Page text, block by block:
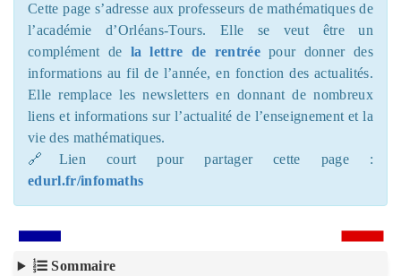
Cette page s’adresse aux professeurs de mathématiques de
l’académie d’Orléans-Tours. Elle se veut être un
complément de la lettre de rentréepour donner des
informations au fil de l’année, en fonction des actualités.
Elle remplace les newsletters en donnant de nombreux
liens et informations sur l’actualité de l’enseignement et la
vie des mathématiques.
🔗Lien court pour partager cette page :
edurl.fr/infomaths
Sommaire